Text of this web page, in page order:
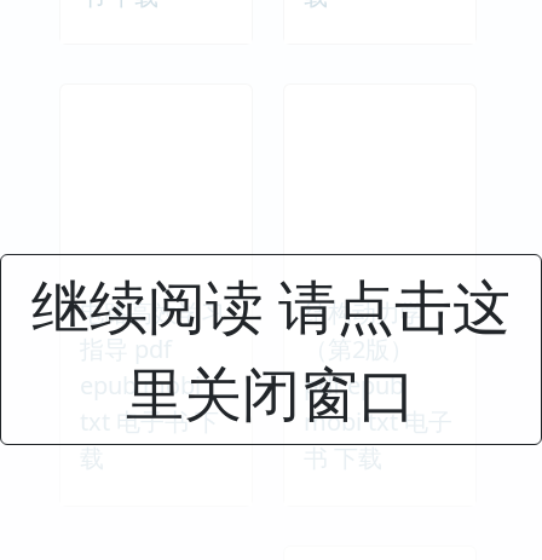
电路高效学习
epub mobi
txt 电子书 下
结构动力学
pdf epub
mobi txt 电子
继续阅读 请点击这
里关闭窗口